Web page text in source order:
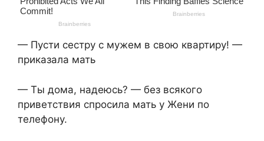
— Пусти сестру с мужем в свою квартиру! —
приказала мать
— Ты дома, надеюсь? — без всякого
приветствия спросила мать у Жени по
телефону.